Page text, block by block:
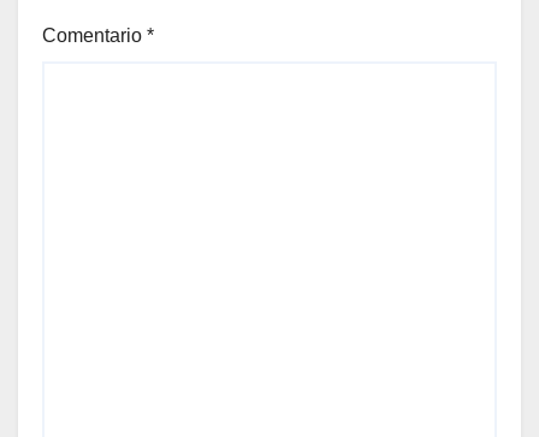
Comentario *